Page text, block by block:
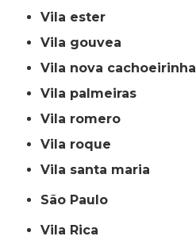
vila ester
vila gouvea
vila nova cachoeirinha
vila palmeiras
vila romero
vila roque
vila santa maria
São Paulo
Vila Rica